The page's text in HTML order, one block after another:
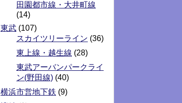
田園都市線・大井町線
(14)
東武 (107)
スカイツリーライン (36)
東上線・越生線 (28)
東武アーバンパークライ
ン(野田線) (40)
横浜市営地下鉄 (9)